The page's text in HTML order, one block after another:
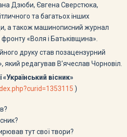
Дзюби, Євгена Сверстюка,
та багатьох інших
а також машинописний журнал
«Воля і Батьківщина».
друку став позацензурний
який редагував В’ячеслав Чорновіл.
«Український вісник»
)
тут свої твори?